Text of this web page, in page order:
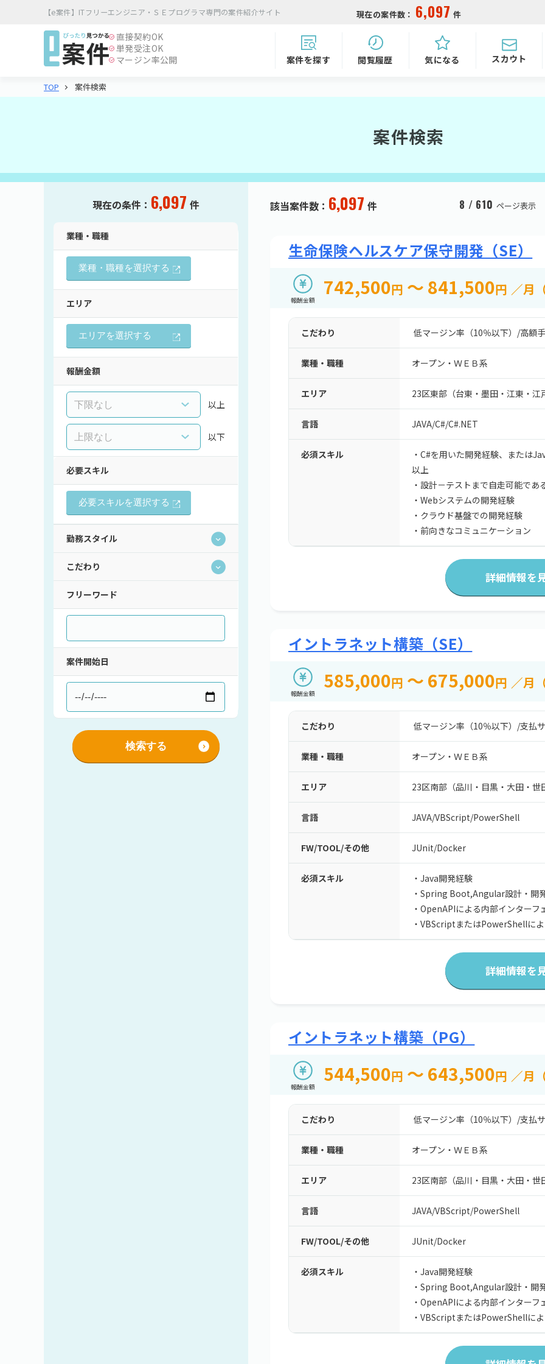
【e案件】ITフリーエンジニア・ＳＥプログラマ専門の案件紹介サイト 現在の案件数： 6,097 件
直接契約OK
単発受注OK
マージン率公開
案件を探す 閲覧履歴 気になる スカウト
TOP 案件検索
案件検索
現在の条件： 6,097 件
業種・職種
業種・職種を選択する
エリア
エリアを選択する
報酬金額
以上
以下
必要スキル
必要スキルを選択する
勤務スタイル
持ち帰り・在宅(テレワーク)
通勤
短期間（3ヶ月以内）
こだわり
直請け案件
ロースキルOK
高額手取り（80万以上）
支払サイト30日以内
服装自由
シニア歓迎
外国籍OK
語学力を活かす
社員登用あり
フリーワード
案件開始日
検索する
該当案件数： 6,097 件 8 / 610 ページ表示
生命保険ヘルスケア保守開発（SE）
報酬金額
742,500円 ～ 841,500円 ／月
こだわり 低マージン率（10％以下） /高額
業種・職種 オープン・ＷＥＢ系
エリア 23区東部（台東・墨田・江東・
言語 JAVA/C#/C#.NET
必須スキル
・C#を用いた開発経験、または
以上
・設計－テストまで自走可能であ
・Webシステムの開発経験
・クラウド基盤での開発経験
・前向きなコミュニケーション
詳細情報を
イントラネット構築（SE）
報酬金額
585,000円 ～ 675,000円 ／月
こだわり 低マージン率（10％以下） /支払
業種・職種 オープン・ＷＥＢ系
エリア 23区南部（品川・目黒・大田・世
言語 JAVA/VBScript/PowerShell
FW/TOOL/その他 JUnit/Docker
必須スキル
・Java開発経験
・Spring Boot,Angular設計・開
・OpenAPIによる内部インターフ
・VBScriptまたはPowerShellに
詳細情報を
イントラネット構築（PG）
報酬金額
544,500円 ～ 643,500円 ／月
こだわり 低マージン率（10％以下） /支払
業種・職種 オープン・ＷＥＢ系
エリア 23区南部（品川・目黒・大田・世
言語 JAVA/VBScript/PowerShell
FW/TOOL/その他 JUnit/Docker
必須スキル
・Java開発経験
・Spring Boot,Angular設計・開
・OpenAPIによる内部インターフ
・VBScriptまたはPowerShellに